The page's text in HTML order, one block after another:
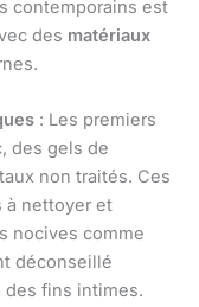
contemporains est
des matériaux
: Les premiers
des gels de
non traités. Ces
à nettoyer et
nocives comme
déconseillé
des fins intimes.